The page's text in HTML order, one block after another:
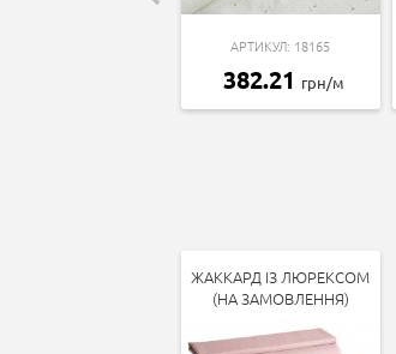
АРТИКУЛ: 18165
382.21 грн/м
ЖАККАРД ІЗ ЛЮРЕКСОМ
(НА ЗАМОВЛЕННЯ)